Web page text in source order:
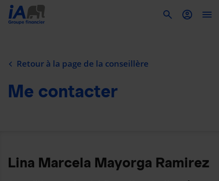
Retour à la page de la conseillère
Me contacter
Lina Marcela Mayorga Ramirez